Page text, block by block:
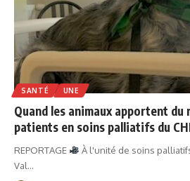
SANTÉ UNE
Quand les animaux apportent
patients en soins palliatifs du
REPORTAGE
À l'unité de soins
Val…